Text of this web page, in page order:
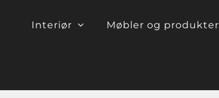
Interiør Møbler og produkter